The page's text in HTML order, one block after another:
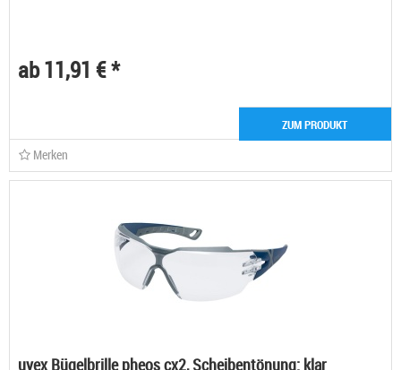
ab 11,91 € *
ZUM PRODUKT
Merken
uvex Bügelbrille pheos cx2, Scheibentönung: klar